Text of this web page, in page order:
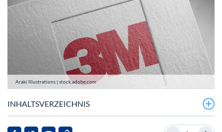
Araki Illustrations | stock.adobe.com
INHALTSVERZEICHNIS
3M-Aktie im Chartverlauf